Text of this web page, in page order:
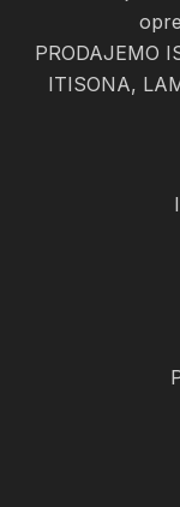
PRODAJEMO
ITISONA,